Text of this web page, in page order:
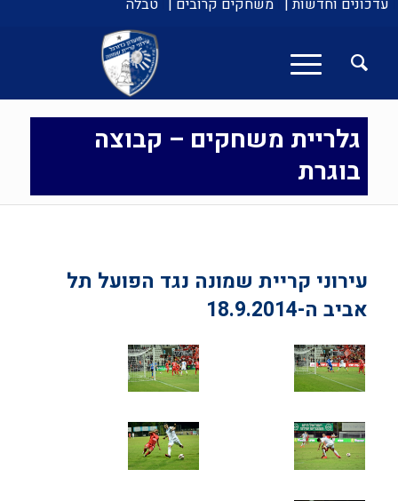
עדכונים וחדשות | משחקים קרובים | טבלה
גלריית משחקים – קבוצה
בוגרת
עירוני קריית שמונה נגד הפועל תל
אביב ה-18.9.2014